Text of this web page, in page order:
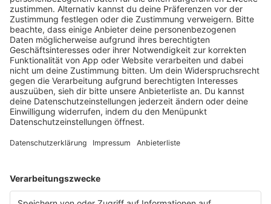
KW30 Album der Woche
SONNY FODERA “CAN WE DO IT
ALL AGAIN?”
Mit seinem sechsten Studioalbum präsentiert
Sonny Fodera ein Meisterwerk aus fünf Jahren
kreativer Arbeit – ein Zeugnis dafür, dass seine